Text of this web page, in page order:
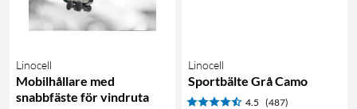
Linocell
Mobilhållare med
snabbfäste för vindruta
Linocell
Sportbälte Grå Camo
4.5 (487)